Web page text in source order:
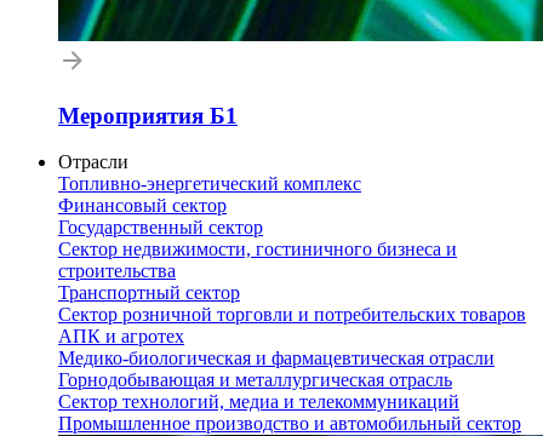
Мероприятия Б1
Отрасли
Топливно-энергетический комплекс
Финансовый сектор
Государственный сектор
Сектор недвижимости, гостиничного бизнеса и
строительства
Транспортный сектор
Сектор розничной торговли и потребительских товаров
АПК и агротех
Медико-биологическая и фармацевтическая отрасли
Горнодобывающая и металлургическая отрасль
Сектор технологий, медиа и телекоммуникаций
Промышленное производство и автомобильный сектор